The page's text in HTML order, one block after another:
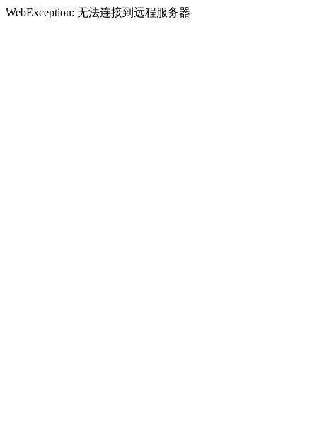
WebException: 无法连接到远程服务器